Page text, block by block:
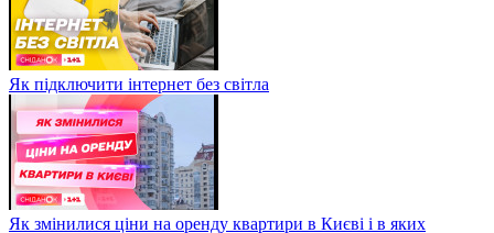
Як підключити інтернет без світла
Як змінилися ціни на оренду квартири в Києві і в яких